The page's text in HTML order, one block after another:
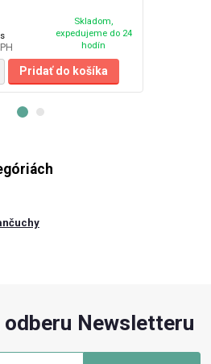
Skladom,
expedujeme do 24
hodín
Pridať do košíka
Newsletteru